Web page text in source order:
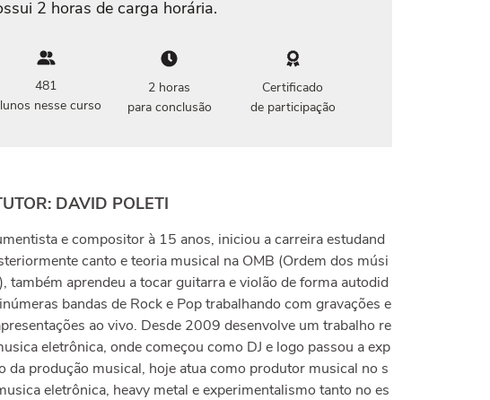
2 horas de carga horária.
481
nesse curso
2 horas
para conclusão
Certificado
de participação
DAVID POLETI
e compositor à 15 anos, iniciou a carreira estudand
canto e teoria musical na OMB (Ordem dos músi
também aprendeu a tocar guitarra e violão de forma autodid
bandas de Rock e Pop trabalhando com gravações e
ao vivo. Desde 2009 desenvolve um trabalho re
eletrônica, onde começou como DJ e logo passou a exp
da produção musical, hoje atua como produtor musical no s
eletrônica, heavy metal e experimentalismo tanto no es